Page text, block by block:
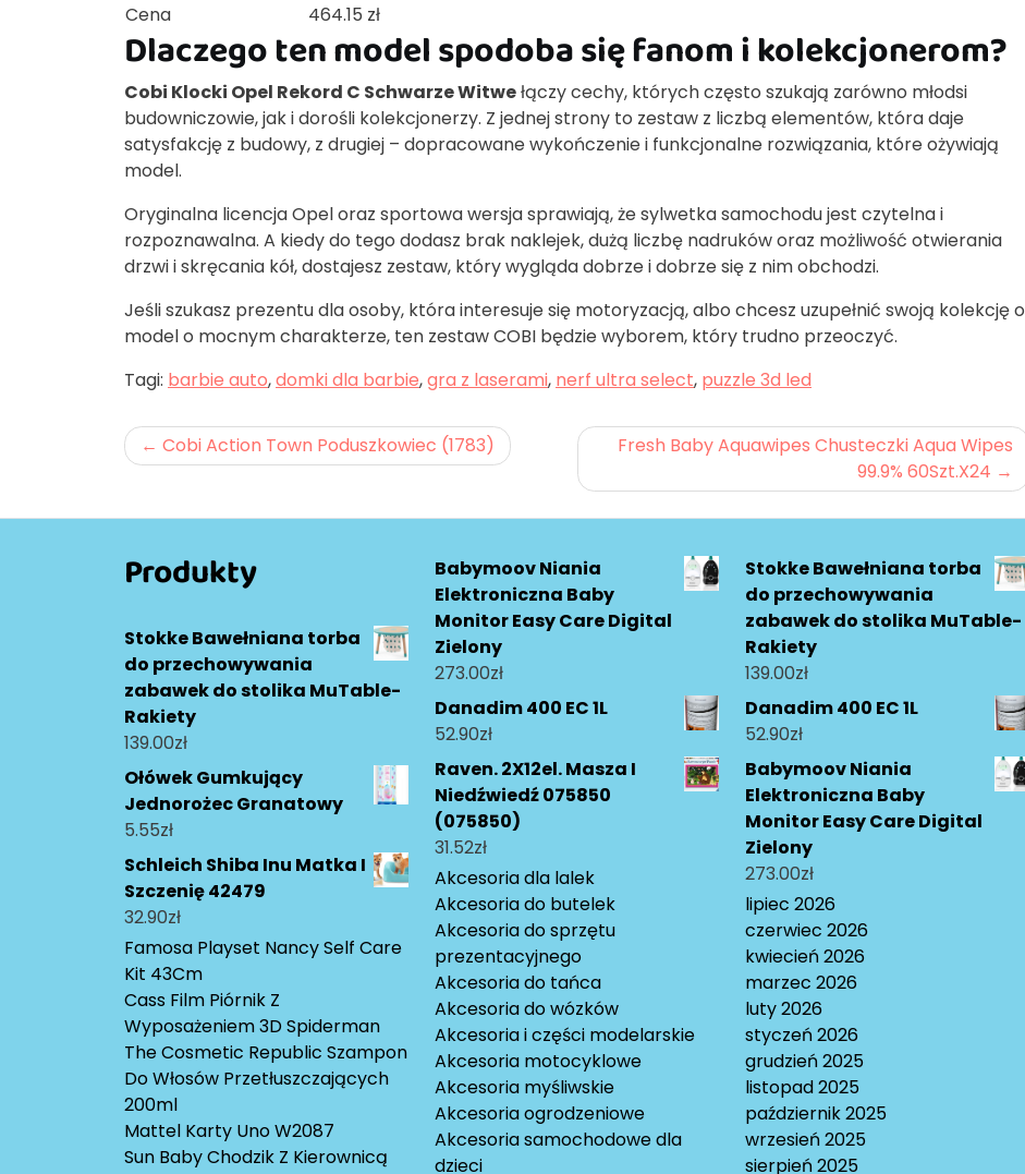
Cena
464.15 zł
Dlaczego ten model spodoba się fanom i kolekcjonerom?
Cobi Klocki Opel Rekord C Schwarze Witwełączy cechy, których często szukają zarówno młodsi
budowniczowie, jak i dorośli kolekcjonerzy. Z jednej strony to zestaw z liczbą elementów, która daje
satysfakcję z budowy, z drugiej – dopracowane wykończenie i funkcjonalne rozwiązania, które ożywiają
model.
Oryginalna licencja Opel oraz sportowa wersja sprawiają, że sylwetka samochodu jest czytelna i
rozpoznawalna. A kiedy do tego dodasz brak naklejek, dużą liczbę nadruków oraz możliwość otwierania
drzwi i skręcania kół, dostajesz zestaw, który wygląda dobrze i dobrze się z nim obchodzi.
Jeśli szukasz prezentu dla osoby, która interesuje się motoryzacją, albo chcesz uzupełnić swoją kolekcję o
model o mocnym charakterze, ten zestaw COBI będzie wyborem, który trudno przeoczyć.
Tagi: barbie auto,domki dla barbie,gra z laserami, nerf ultra select, puzzle 3d led
Nawigacja
Cobi Action Town Poduszkowiec (1783)
Fresh Baby Aquawipes Chusteczki Aqua Wipes
99.9% 60Szt.X24
Produkty
Stokke Bawełniana torba
do przechowywania
zabawek do stolika MuTable-
Rakiety
139.00zł
Ołówek Gumkujący
Jednorożec Granatowy
5.55zł
Schleich Shiba Inu Matka I
Szczenię 42479
32.90zł
Famosa Playset Nancy Self Care
Kit 43Cm
Cass Film Piórnik Z
Wyposażeniem 3D Spiderman
The Cosmetic Republic Szampon
Do Włosów Przetłuszczających
200ml
Mattel Karty Uno W2087
Sun Baby Chodzik Z Kierownicą
Babymoov Niania
Elektroniczna Baby
Monitor Easy Care Digital
Zielony
273.00zł
Danadim 400 EC 1L
52.90zł
Raven. 2X12el. Masza I
Niedźwiedź 075850
(075850)
31.52zł
Akcesoria dla lalek
Akcesoria do butelek
Akcesoria do sprzętu
prezentacyjnego
Akcesoria do tańca
Akcesoria do wózków
Akcesoria i części modelarskie
Akcesoria motocyklowe
Akcesoria myśliwskie
Akcesoria ogrodzeniowe
Akcesoria samochodowe dla
dzieci
Stokke Bawełniana torba
do przechowywania
zabawek do stolika MuTable-
Rakiety
139.00zł
Danadim 400 EC 1L
52.90zł
Babymoov Niania
Elektroniczna Baby
Monitor Easy Care Digital
Zielony
273.00zł
lipiec 2026
czerwiec 2026
kwiecień 2026
marzec 2026
luty 2026
styczeń 2026
grudzień 2025
listopad 2025
październik 2025
wrzesień 2025
sierpień 2025